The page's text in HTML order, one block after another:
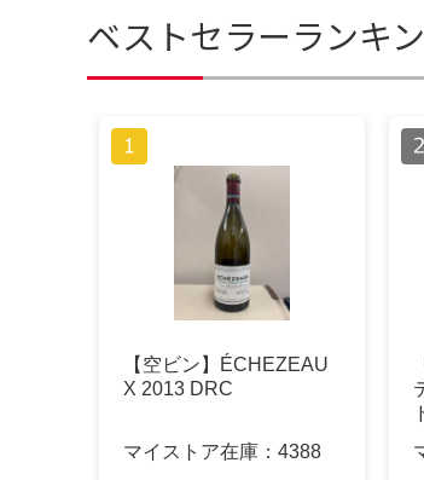
ベストセラーランキ
【空ビン】ÉCHEZEAU
X 2013 DRC
マイストア在庫： 4388